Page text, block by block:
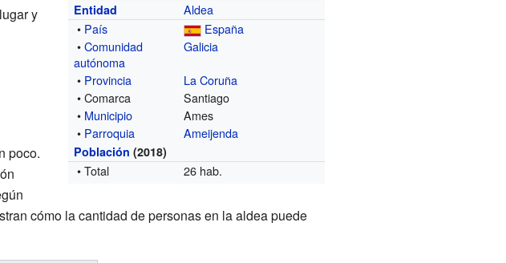
Entidad
Aldea
• País
España
•Comunidad
autónoma
Galicia
• Provincia
La Coruña
• Comarca
Santiago
• Municipio
Ames
• Parroquia Ameijenda
Población (2018)
• Total 26 hab.
y
poco.
cómo la cantidad de personas en la aldea puede